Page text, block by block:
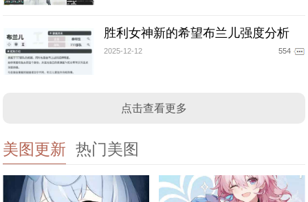
胜利女神新的希望布兰儿强度分析
2025-12-12 554
点击查看更多
美图更新 热门美图